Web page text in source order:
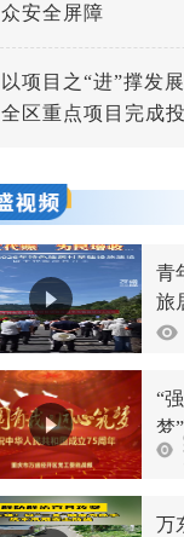
众安全屏障
以项目之“进”撑发
全区重点项目完成
青
旅
设
“
梦
战
万